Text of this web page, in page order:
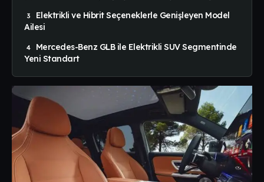
Elektrikli ve Hibrit Seçeneklerle Genişleyen Model
Ailesi
Mercedes-Benz GLB ile Elektrikli SUV Segmentinde
Yeni Standart